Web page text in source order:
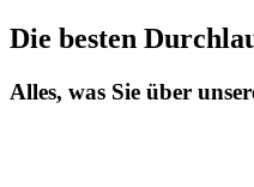
Die besten
Alles, was Sie über